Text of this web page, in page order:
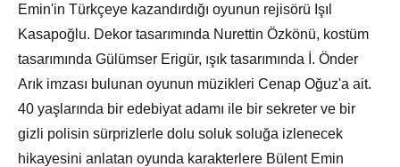
Emin'in Türkçeye kazandırdığı oyunun rejisörü Işıl
Kasapoğlu. Dekor tasarımında Nurettin Özkönü, kostüm
tasarımında Gülümser Erigür, ışık tasarımında İ. Önder
Arık imzası bulunan oyunun müzikleri Cenap Oğuz'a ait.
40 yaşlarında bir edebiyat adamı ile bir sekreter ve bir
gizli polisin sürprizlerle dolu soluk soluğa izlenecek
hikayesini anlatan oyunda karakterlere Bülent Emin